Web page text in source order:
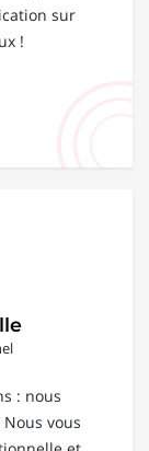
sur
!
: nous
vous